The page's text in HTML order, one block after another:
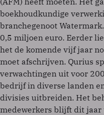
boekhoudkundige
branchegenoot
0,5 miljoen euro. Eerder
het de komende vijf jaar
moet afschrijven. Qurius
verwachtingen uit voor
bedrijf in diverse landen
divisies uitbreiden. Het
medewerkers blijft dit